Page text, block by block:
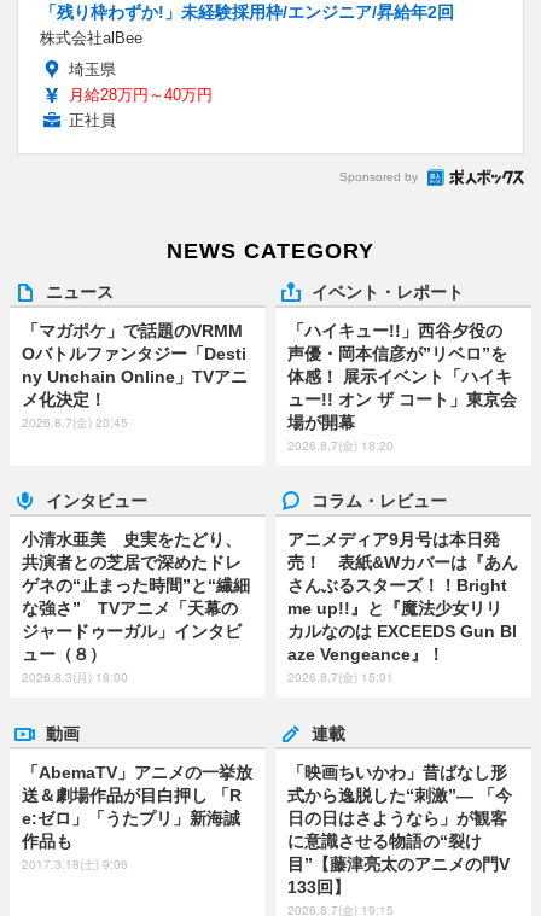
「残り枠わずか!」未経験採用枠/エンジニア/昇給年2回
株式会社alBee
埼玉県
月給28万円～40万円
正社員
Sponsored by
NEWS CATEGORY
ニュース
「マガポケ」で話題のVRMM
Oバトルファンタジー「Desti
ny Unchain Online」TVアニ
メ化決定！
2026.8.7(金) 20:45
イベント・レポート
「ハイキュー!!」西谷夕役の
声優・岡本信彦が”リベロ”を
体感！ 展示イベント「ハイキ
ュー!! オン ザ コート」東京会
場が開幕
2026.8.7(金) 18:20
インタビュー
小清水亜美 史実をたどり、
共演者との芝居で深めたドレ
ゲネの“止まった時間”と“繊細
な強さ” TVアニメ「天幕の
ジャードゥーガル」インタビ
ュー（８）
2026.8.3(月) 18:00
コラム・レビュー
アニメディア9月号は本日発
売！ 表紙&Wカバーは『あん
さんぶるスターズ！！Bright
me up!!』と『魔法少女リリ
カルなのは EXCEEDS Gun Bl
aze Vengeance』！
2026.8.7(金) 15:01
動画
「AbemaTV」アニメの一挙放
送＆劇場作品が目白押し 「R
e:ゼロ」「うたプリ」新海誠
作品も
2017.3.18(土) 9:06
連載
「映画ちいかわ」昔ばなし形
式から逸脱した“刺激”― 「今
日の日はさようなら」が観客
に意識させる物語の“裂け
目”【藤津亮太のアニメの門V
133回】
2026.8.7(金) 19:15